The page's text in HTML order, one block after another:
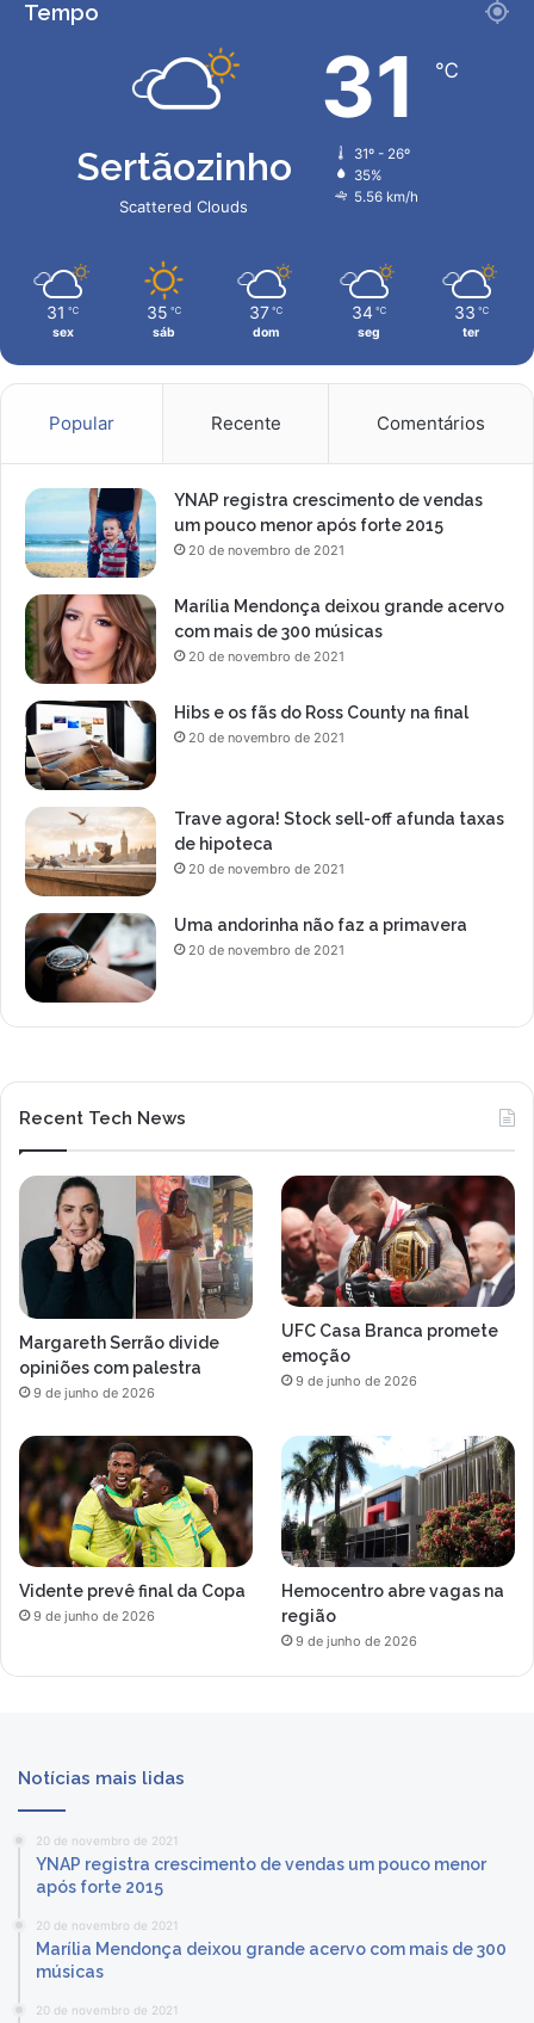
s
o
M
o
n
o
p
o
g
m
L
d
y
Tempo
Sertãozinho
Scattered Clouds
31 ℃
31º - 26º
35%
5.56 km/h
31 ℃
sex
35 ℃
sáb
37 ℃
dom
34 ℃
seg
33 ℃
ter
Popular Recente Comentários
YNAP registra crescimento de vendas
um pouco menor após forte 2015
20 de novembro de 2021
Marília Mendonça deixou grande acervo
com mais de 300 músicas
20 de novembro de 2021
Hibs e os fãs do Ross County na final
20 de novembro de 2021
Trave agora! Stock sell-off afunda taxas
de hipoteca
20 de novembro de 2021
Uma andorinha não faz a primavera
20 de novembro de 2021
Recent Tech News
Margareth Serrão divide
opiniões com palestra
9 de junho de 2026
UFC Casa Branca promete
emoção
9 de junho de 2026
Vidente prevê final da Copa
9 de junho de 2026
Hemocentro abre vagas na
região
9 de junho de 2026
Notícias mais lidas
20 de novembro de 2021
YNAP registra crescimento de vendas um pouco menor
após forte 2015
20 de novembro de 2021
Marília Mendonça deixou grande acervo com mais de 300
músicas
20 de novembro de 2021